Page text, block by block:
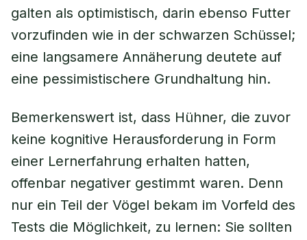
galten als optimistisch, darin ebenso Futter
vorzufinden wie in der schwarzen Schüssel;
eine langsamere Annäherung deutete auf
eine pessimistischere Grundhaltung hin.
Bemerkenswert ist, dass Hühner, die zuvor
keine kognitive Herausforderung in Form
einer Lernerfahrung erhalten hatten,
offenbar negativer gestimmt waren. Denn
nur ein Teil der Vögel bekam im Vorfeld des
Tests die Möglichkeit, zu lernen: Sie sollten